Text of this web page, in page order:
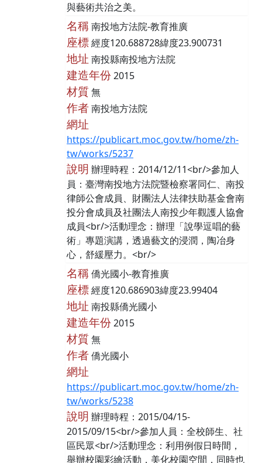
與藝術共治之美。
名稱南投地方法院-教育推廣
座標經度120.688728緯度23.900731
地址 南投縣南投地方法院
建造年份 2015
材質無
作者南投地方法院
網址
https://publicart.moc.gov.tw/home/zh-
tw/works/5237
說明 辦理時程：2014/12/11<br/>參加人
員：臺灣南投地方法院暨檢察署同仁、南投
律師公會成員、財團法人法律扶助基金會南
投分會成員及社團法人南投少年觀護人協會
成員<br/>活動理念：辦理「說學逗唱的藝
術」專題演講，透過藝文的浸潤，陶冶身
心，舒緩壓力。<br/>
名稱僑光國小-教育推廣
座標經度120.686903緯度23.99404
地址 南投縣僑光國小
建造年份 2015
材質無
作者僑光國小
網址
https://publicart.moc.gov.tw/home/zh-
tw/works/5238
說明 辦理時程：2015/04/15-
2015/09/15<br/>參加人員：全校師生、社
區民眾<br/>活動理念：利用例假日時間，
舉辦校園彩繪活動，美化校園空間，同時也